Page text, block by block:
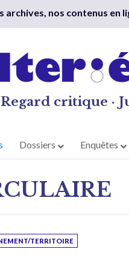
nos contenus en
Regard critique ·
Dossiers Enquêtes
TERRITOIRE